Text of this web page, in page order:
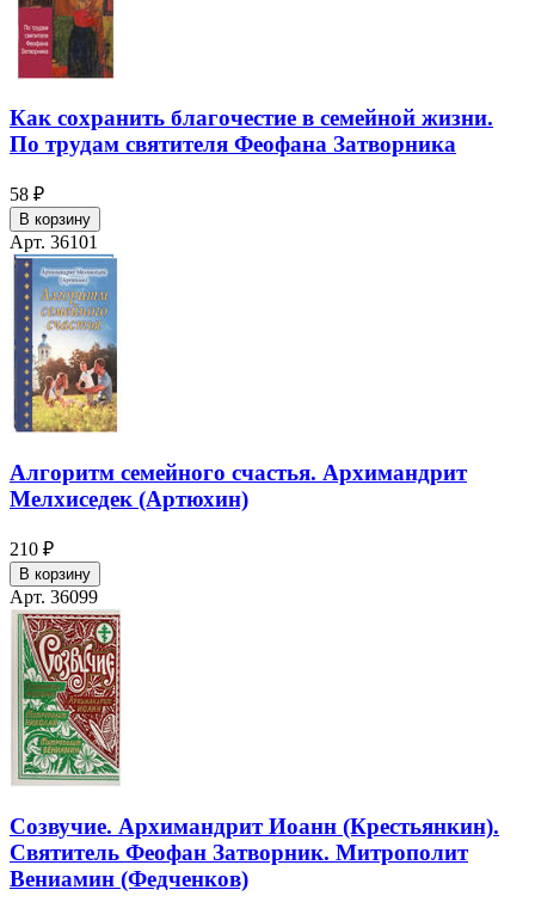
Как сохранить благочестие в семейной жизни.
По трудам святителя Феофана Затворника
58 ₽
В корзину
Арт. 36101
Алгоритм семейного счастья. Архимандрит
Мелхиседек (Артюхин)
210 ₽
В корзину
Арт. 36099
Созвучие. Архимандрит Иоанн (Крестьянкин).
Святитель Феофан Затворник. Митрополит
Вениамин (Федченков)